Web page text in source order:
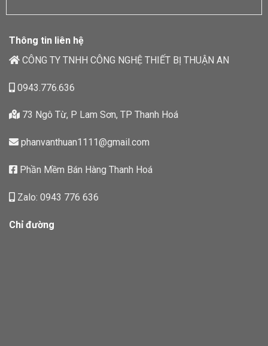
Thông tin liên hệ
CÔNG TY TNHH CÔNG NGHỆ THIẾT BỊ THUẬN AN
0943.776.636
73 Ngô Từ, P Lam Sơn, TP Thanh Hoá
phanvanthuan1111@gmail.com
Phần Mềm Bán Hàng Thanh Hoá
Zalo: 0943 776 636
Chỉ đường